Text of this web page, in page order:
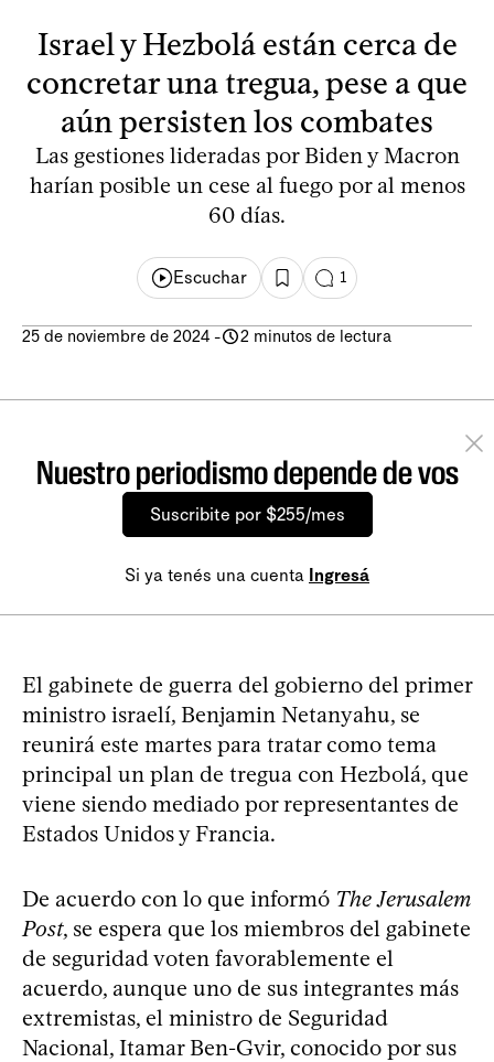
Israel y Hezbolá están cerca de
concretar una tregua, pese a que
aún persisten los combates
Las gestiones lideradas por Biden y Macron
harían posible un cese al fuego por al menos
60 días.
Escuchar 1
25 de noviembre de 2024 - 2 minutos de lectura
Nuestro periodismo depende de vos
Suscribite por $255/mes
Si ya tenés una cuenta Ingresá
El gabinete de guerra del gobierno del primer
ministro israelí, Benjamin Netanyahu, se
reunirá este martes para tratar como tema
principal un plan de tregua con Hezbolá, que
viene siendo mediado por representantes de
Estados Unidos y Francia.
De acuerdo con lo que informó The Jerusalem
Post, se espera que los miembros del gabinete
de seguridad voten favorablemente el
acuerdo, aunque uno de sus integrantes más
extremistas, el ministro de Seguridad
Nacional, Itamar Ben-Gvir, conocido por sus